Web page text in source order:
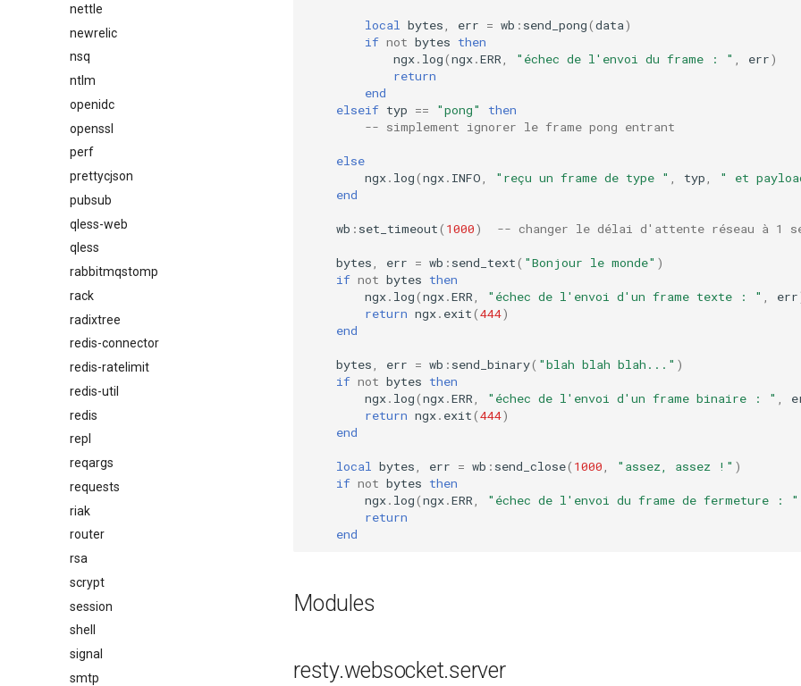
nettle
newrelic
nsq
ntlm
openidc
openssl
perf
prettycjson
pubsub
qless-web
qless
rabbitmqstomp
rack
radixtree
redis-connector
redis-ratelimit
redis-util
redis
repl
reqargs
requests
riak
router
rsa
scrypt
session
shell
signal
smtp
local bytes err = wb : send_pong(data)
if not bytes then
ngx. log(ngx.ERR "échec de l'envoi du frame : " err)
return
end
elseif typ == "pong"
then
-- simplement ignorer le frame pong entrant
else
ngx. log(ngx. INFO "reçu un frame de type " typ " et
end
wb : set_timeout( 1000) -- changer le délai d'attente réseau à 1
bytes err = wb : send_text( "Bonjour le monde" )
if not bytes then
ngx. log(ngx.ERR "échec de l'envoi d'un frame texte : " err
return ngx. exit(444)
end
bytes err = wb : send_binary( "blah blah blah..." )
if not bytes then
ngx. log(ngx.ERR "échec de l'envoi d'un frame binaire : "
return ngx. exit(444)
end
local bytes err = wb : send_close( 1000 "assez, assez !" )
if not bytes then
ngx. log(ngx.ERR "échec de l'envoi du frame de fermeture : "
return
end
Modules
resty.websocket.server